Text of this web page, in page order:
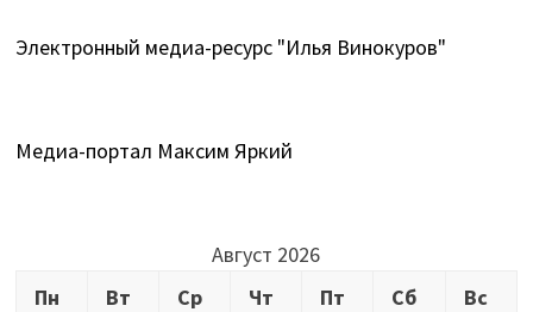
Электронный медиа-ресурс "Илья Винокуров"
Медиа-портал Максим Яркий
Август 2026
Пн
Вт Ср Чт Пт Сб
Вс